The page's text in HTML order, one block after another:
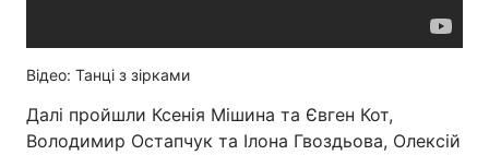
Відео: Танці з зірками
Далі пройшли Ксенія Мішина та Євген Кот,
Володимир Остапчук та Ілона Гвоздьова, Олексій